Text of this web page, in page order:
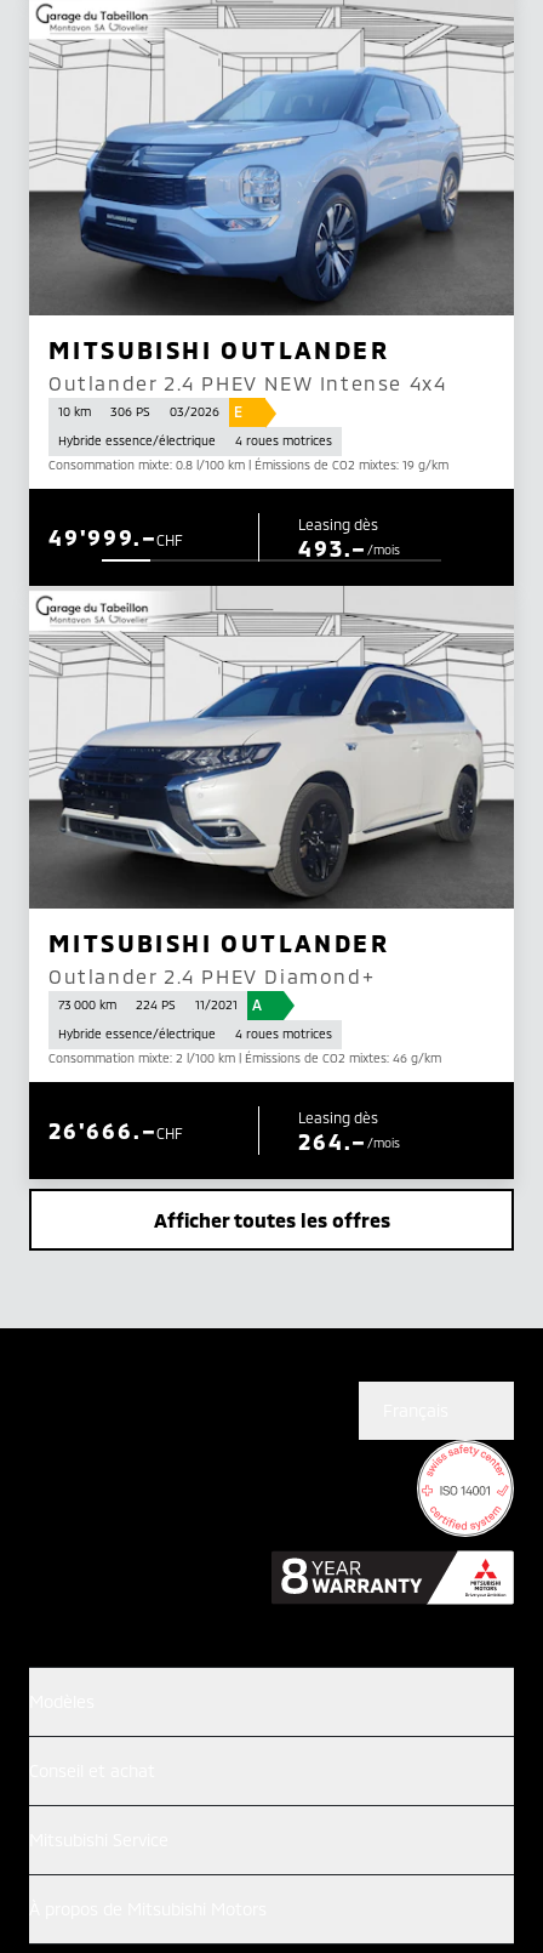
MITSUBISHI OUTLANDER
Outlander 2.4 PHEV NEW Intense 4x4
10 km 306 PS 03/2026 E
Hybride essence/électrique
4 roues motrices
Consommation mixte: 0.8 l/100 km | Émissions de CO2 mixtes: 19 g/km
CHF
49'999.– Leasing dès
493.–/mois
MITSUBISHI OUTLANDER
Outlander 2.4 PHEV Diamond+
73 000 km 224 PS 11/2021 A
Hybride essence/électrique
4 roues motrices
Consommation mixte: 2 l/100 km | Émissions de CO2 mixtes: 46 g/km
CHF
26'666.– Leasing dès
264.–/mois
Afficher toutes les offres